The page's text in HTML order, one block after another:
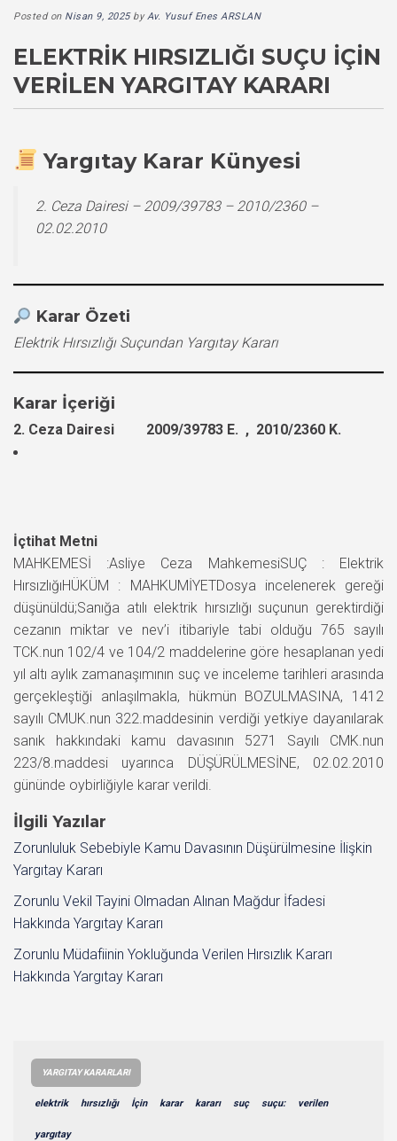
Posted on Nisan 9, 2025byAv. Yusuf Enes ARSLAN
ELEKTRIK HIRSIZLIĞI SUÇU İÇIN
VERILEN YARGITAY KARARI
Yargıtay Karar Künyesi
2. Ceza Dairesi – 2009/39783 – 2010/2360 –
02.02.2010
Karar Özeti
Elektrik Hırsızlığı Suçundan Yargıtay Kararı
Karar İçeriği
2. Ceza Dairesi 2009/39783 E. , 2010/2360 K.
İçtihat Metni
MAHKEMESİ :Asliye Ceza MahkemesiSUÇ : Elektrik
HırsızlığıHÜKÜM : MAHKUMİYETDosya incelenerek gereği
düşünüldü;Sanığa atılı elektrik hırsızlığı suçunun gerektirdiği
cezanın miktar ve nev’i itibariyle tabi olduğu 765 sayılı
TCK.nun 102/4 ve 104/2 maddelerine göre hesaplanan yedi
yıl altı aylık zamanaşımının suç ve inceleme tarihleri arasında
gerçekleştiği anlaşılmakla, hükmün BOZULMASINA, 1412
sayılı CMUK.nun 322.maddesinin verdiği yetkiye dayanılarak
sanık hakkındaki kamu davasının 5271 Sayılı CMK.nun
223/8.maddesi uyarınca DÜŞÜRÜLMESİNE, 02.02.2010
gününde oybirliğiyle karar verildi.
İlgili Yazılar
Zorunluluk Sebebiyle Kamu Davasının Düşürülmesine İlişkin
Yargıtay Kararı
Zorunlu Vekil Tayini Olmadan Alınan Mağdur İfadesi
Hakkında Yargıtay Kararı
Zorunlu Müdafiinin Yokluğunda Verilen Hırsızlık Kararı
Hakkında Yargıtay Kararı
YARGITAY KARARLARI
elektrik hırsızlığı İçin karar kararı suç suçu: verilen
yargıtay